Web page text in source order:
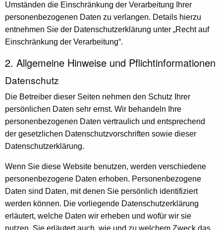
Umständen die Einschränkung der Verarbeitung Ihrer
personenbezogenen Daten zu verlangen. Details hierzu
entnehmen Sie der Datenschutzerklärung unter „Recht auf
Einschränkung der Verarbeitung“.
2. Allgemeine Hinweise und Pflichtinformationen
Datenschutz
Die Betreiber dieser Seiten nehmen den Schutz Ihrer
persönlichen Daten sehr ernst. Wir behandeln Ihre
personenbezogenen Daten vertraulich und entsprechend
der gesetzlichen Datenschutzvorschriften sowie dieser
Datenschutzerklärung.
Wenn Sie diese Website benutzen, werden verschiedene
personenbezogene Daten erhoben. Personenbezogene
Daten sind Daten, mit denen Sie persönlich identifiziert
werden können. Die vorliegende Datenschutzerklärung
erläutert, welche Daten wir erheben und wofür wir sie
nutzen. Sie erläutert auch, wie und zu welchem Zweck das